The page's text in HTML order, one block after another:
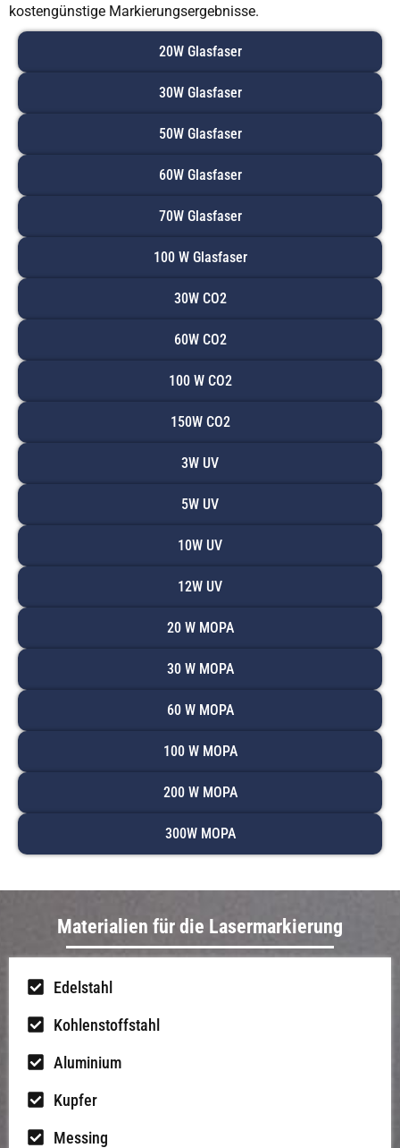
kostengünstige Markierungsergebnisse.
20W Glasfaser
30W Glasfaser
50W Glasfaser
60W Glasfaser
70W Glasfaser
100 W Glasfaser
30W CO2
60W CO2
100 W CO2
150W CO2
3W UV
5W UV
10W UV
12W UV
20 W MOPA
30 W MOPA
60 W MOPA
100 W MOPA
200 W MOPA
300W MOPA
Materialien für die Lasermarkierung
Edelstahl
Kohlenstoffstahl
Aluminium
Kupfer
Messing